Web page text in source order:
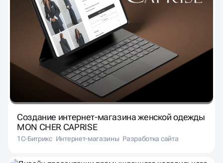
Создание интернет-магазина женской одежды
MON CHER CAPRISE
1С-Битрикс Интернет-магазины Разработка сайта